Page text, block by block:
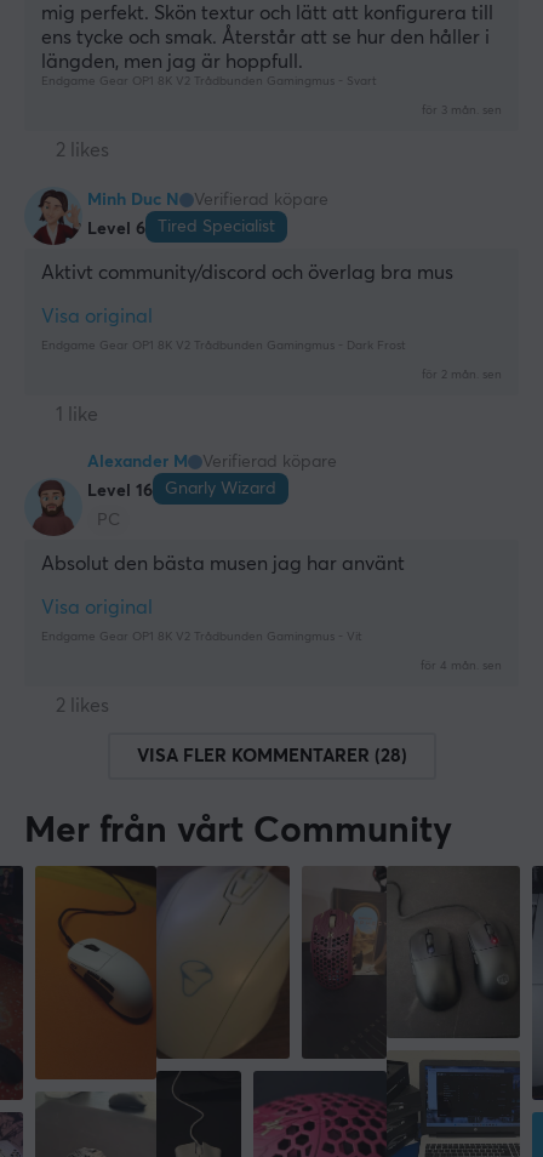
mig perfekt. Skön textur och lätt att konfigurera till
ens tycke och smak. Återstår att se hur den håller i
längden, men jag är hoppfull.
Endgame Gear OP1 8K V2 Trådbunden Gamingmus - Svart
för 3 mån. sen
2 likes
Minh Duc N
Verifierad köpare
Level 6
Tired Specialist
Aktivt community/discord och överlag bra mus
Visa original
Endgame Gear OP1 8K V2 Trådbunden Gamingmus - Dark Frost
för 2 mån. sen
1 like
Alexander M
Verifierad köpare
Level 16
Gnarly Wizard
PC
Absolut den bästa musen jag har använt
Visa original
Endgame Gear OP1 8K V2 Trådbunden Gamingmus - Vit
för 4 mån. sen
2 likes
VISA FLER KOMMENTARER (28)
Mer från vårt Community